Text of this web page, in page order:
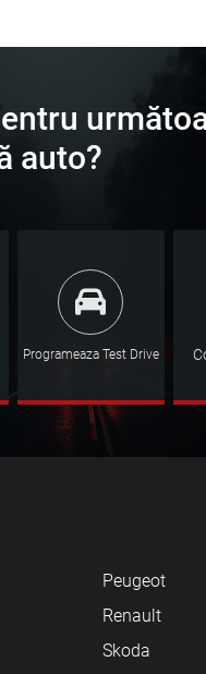
auto?
Programeaza Test Drive
Peugeot
Renault
Skoda